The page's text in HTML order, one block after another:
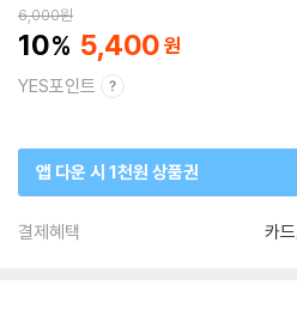
6,000원
10 5,400
YES포인트
앱 다운 시 1천원 상품권
결제혜택 카